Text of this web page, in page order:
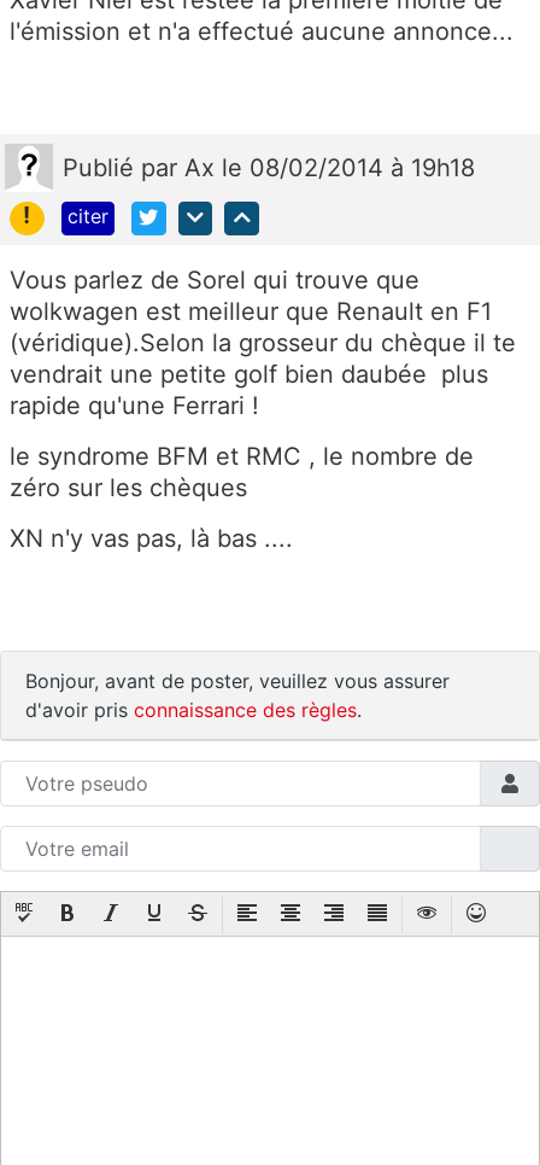
l'émission et n'a effectué aucune annonce...
Publié par Ax le 08/02/2014 à 19h18
!
citer
Vous parlez de Sorel qui trouve que
wolkwagen est meilleur que Renault en F1
(véridique).Selon la grosseur du chèque il te
vendrait une petite golf bien daubée plus
rapide qu'une Ferrari !
le syndrome BFM et RMC , le nombre de
zéro sur les chèques
XN n'y vas pas, là bas ....
Bonjour, avant de poster, veuillez vous assurer
d'avoir pris connaissance des règles.